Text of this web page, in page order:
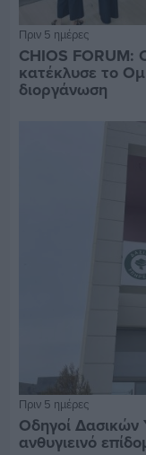
Πριν 5 ημέρες
CHIOS FORUM:
κατέκλυσε το
διοργάνωση
Πριν 5 ημέρες
Οδηγοί Δασικών
ανθυγιεινό